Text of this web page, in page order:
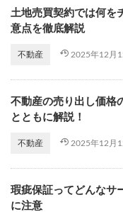
土地売買契約では何を
意点を徹底解説
不動産 2025年12月
不動産の売り出し価格
とともに解説！
不動産 2025年12月
瑕疵保証ってどんなサ
に注意